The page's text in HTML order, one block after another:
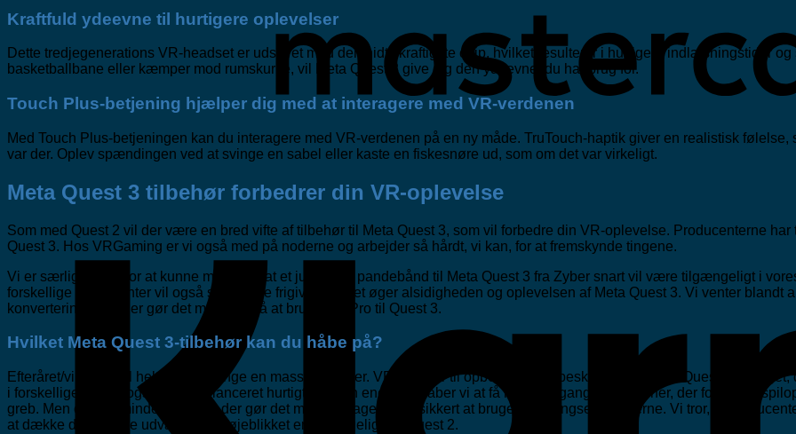
Kraftfuld ydeevne til hurtigere oplevelser
Dette tredjegenerations VR-headset er udstyret med den hidtil kraftigste chip, hvilket resulterer i hurtigere indlæsningstider
basketballbane eller kæmper mod rumskurke, vil Meta Quest 3 give dig den ydeevne, du har brug for.
Touch Plus-betjening hjælper dig med at interagere med VR-verdenen
Med Touch Plus-betjeningen kan du interagere med VR-verdenen på en ny måde. TruTouch-haptik giver en realistisk
var der. Oplev spændingen ved at svinge en sabel eller kaste en fiskesnøre ud, som om det var virkeligt.
Meta Quest 3 tilbehør forbedrer din VR-oplevelse
Som med Quest 2 vil der være en bred vifte af tilbehør til Meta Quest 3, som vil forbedre din VR-oplevelse. Producenterne
Quest 3. Hos VRGaming er vi også med på noderne og arbejder så hårdt, vi kan, for at fremskynde tingene.
Vi er særligt glade for at kunne meddele, at et justerbart pandebånd til Meta Quest 3 fra Zyber snart vil være tilgængeligt i
forskellige producenter vil også snart blive frigivet, hvilket øger alsidigheden og oplevelsen af Meta Quest 3. Vi venter blandt
konverteringssæt, der gør det muligt også at bruge M2 Pro til Quest 3.
Hvilket Meta Quest 3-tilbehør kan du håbe på?
Efteråret/vinteren vil helt sikkert bringe en masse nyheder. VR-tilbehør til opbevaring og beskyttelse af Meta Quest 3 er
i forskellige former også vil blive lanceret hurtigt. På den ene side håber vi at få hurtig adgang til funktioner, der forbedrer
greb. Men også almindelige greb, der gør det mere behageligt og sikkert at bruge betjeningselementerne. Vi tror, at
at dække det samme udvalg, som i øjeblikket er tilgængeligt for Quest 2.